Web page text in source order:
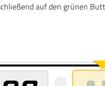
auf den grünen